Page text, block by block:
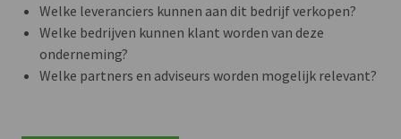
Welke leveranciers kunnen aan dit bedrijf verkopen?
Welke bedrijven kunnen klant worden van deze
onderneming?
Welke partners en adviseurs worden mogelijk relevant?